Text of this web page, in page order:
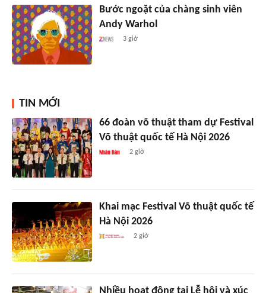
Bước ngoặt của chàng sinh viên
Andy Warhol
3 giờ
TIN MỚI
66 đoàn võ thuật tham dự Festival
Võ thuật quốc tế Hà Nội 2026
2 giờ
Khai mạc Festival Võ thuật quốc tế
Hà Nội 2026
2 giờ